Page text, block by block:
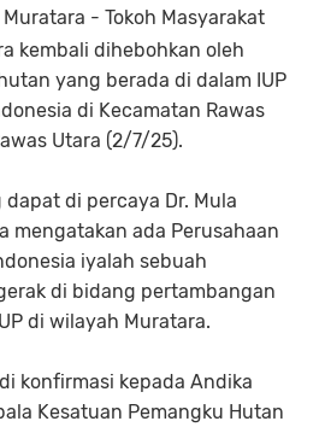
Muratara - Tokoh Masyarakat
kembali dihebohkan oleh
yang berada di dalam IUP
di Kecamatan Rawas
Utara (2/7/25).
di percaya Dr. Mula
mengatakan ada Perusahaan
iyalah sebuah
di bidang pertambangan
di wilayah Muratara.
konfirmasi kepada Andika
Kesatuan Pemangku Hutan